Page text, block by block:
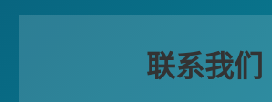
联系我们